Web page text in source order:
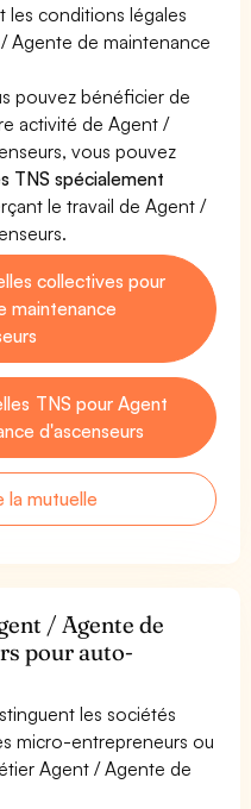
les conditions légales
Agente de maintenance
pouvez bénéficier de
activité de Agent /
vous pouvez
TNS spécialement
le travail de Agent /
collectives pour
maintenance
TNS pour Agent
d'ascenseurs
la mutuelle
/ Agente de
pour auto-
les sociétés
micro-entrepreneurs ou
Agent / Agente de